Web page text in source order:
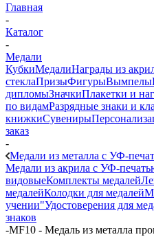
Главная
-
Каталог
-
Медали
КубкиМедалиНаграды из
стеклаПризыФигурыВымпелы
дипломыЗначкиПлакетки и
по видамРазрядные знаки и
книжкиСувениры
заказ
-
Медали из металла с УФ-
Медали из акрила с УФ-
видовыеКомплекты медалей
медалейКолодки для медалей
учении"Удостоверения для
знаков
-MF10 - Медаль из металла